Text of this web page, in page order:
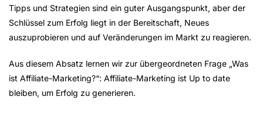
Tipps und Strategien sind ein guter Ausgangspunkt, aber der
Schlüssel zum Erfolg liegt in der Bereitschaft, Neues
auszuprobieren und auf Veränderungen im Markt zu reagieren.
Aus diesem Absatz lernen wir zur übergeordneten Frage „Was
ist Affiliate-Marketing?“: Affiliate-Marketing ist Up to date
bleiben, um Erfolg zu generieren.